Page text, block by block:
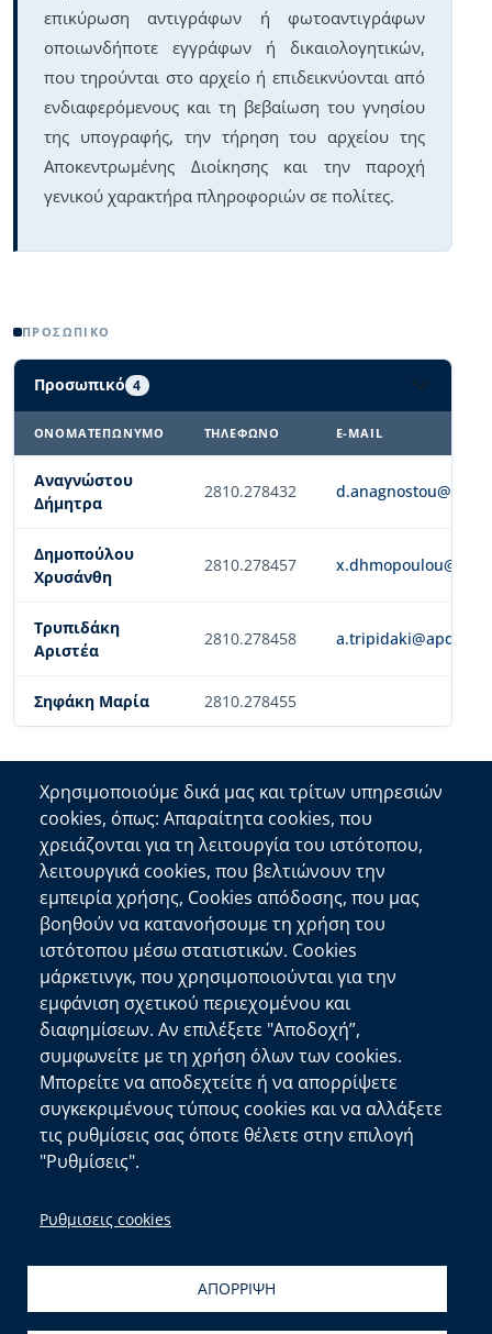
επικύρωση αντιγράφων ή φωτoαντιγράφων
οποιωνδήποτε εγγράφων ή δικαιολογητικών,
που τηρούνται στο αρχείο ή επιδεικνύονται από
ενδιαφερόμενους και τη βεβαίωση του γνησίου
της υπογραφής, την τήρηση του αρχείου της
Αποκεντρωμένης Διοίκησης και την παροχή
γενικού χαρακτήρα πληροφοριών σε πολίτες.
ΠΡΟΣΩΠΙΚΌ
Προσωπικό 4
ΟΝΟΜΑΤΕΠΏΝΥΜΟ ΤΗΛΈΦΩΝΟ E-MAIL
Αναγνώστου
Δήμητρα
2810.278432
Δημοπούλου
Χρυσάνθη
2810.278457
Τρυπιδάκη
Αριστέα
2810.278458
Σηφάκη Μαρία 2810.278455
Επικοινωνία
Αποκεντρωμένη Διοίκηση Κρήτης
Πλατεία Κουντουριώτη 71202 Ηράκλειο
Επικοινωνήστε μαζί μας
Χρήσιμοι Σύνδεσμοι
Ελληνική Κυβέρνηση
Ευρωπαϊκή Επιτροπή
Πληροφορίες Ιστότοπου
Διαύγεια
Δήλωση Προσβασιμότητας
Χρησιμοποιούμε δικά μας και τρίτων υπηρεσιών
cookies, όπως: Απαραίτητα cookies, που
χρειάζονται για τη λειτουργία του ιστότοπου,
λειτουργικά cookies, που βελτιώνουν την
εμπειρία χρήσης, Cookies απόδοσης, που μας
βοηθούν να κατανοήσουμε τη χρήση του
ιστότοπου μέσω στατιστικών. Cookies
μάρκετινγκ, που χρησιμοποιούνται για την
εμφάνιση σχετικού περιεχομένου και
διαφημίσεων. Αν επιλέξετε "Αποδοχή”,
συμφωνείτε με τη χρήση όλων των cookies.
Μπορείτε να αποδεχτείτε ή να απορρίψετε
συγκεκριμένους τύπους cookies και να αλλάξετε
τις ρυθμίσεις σας όποτε θέλετε στην επιλογή
"Ρυθμίσεις".
Ρυθμισεις cookies
ΑΠΟΡΡΙΨΗ
copyright © 2026Δ/νση Πληροφορικής και
Υποστήριξης Συστημάτων & Αιγαίου Solutions